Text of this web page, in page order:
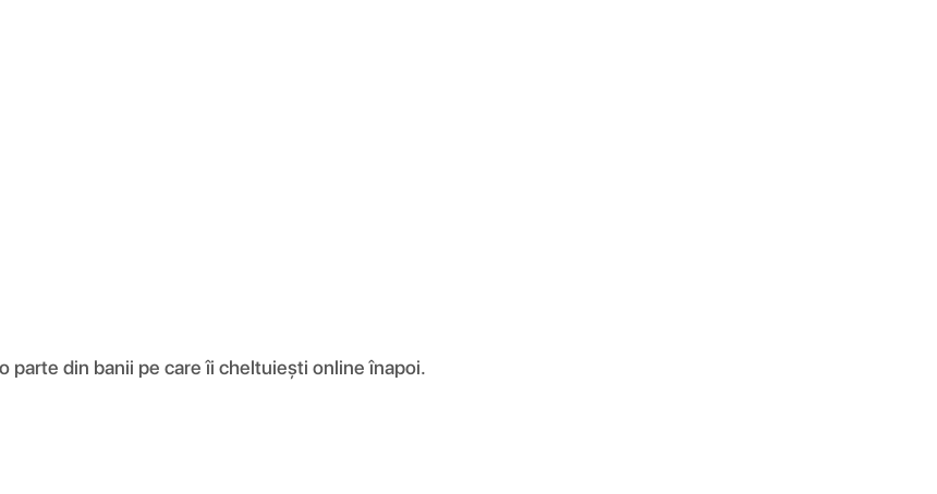
parte din banii pe care îi cheltuiești online înapoi.